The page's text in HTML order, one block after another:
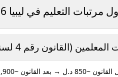
التعليم في ليبيا 2026
→ بعد القانون ~1,900 د.ل (زيادة +1,050 د.ل شهريًا).